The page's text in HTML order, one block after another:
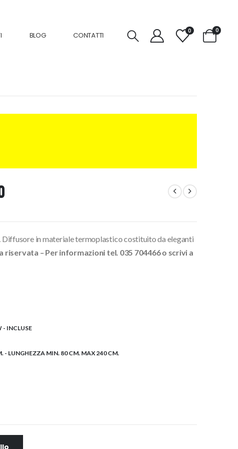
BLOG CONTATTI
0 0
Diffusore in materiale termoplastico costituito da eleganti
riservata – Per informazioni tel. 035 704466 o scrivi a
- INCLUSE
- LUNGHEZZA MIN. 80 CM. MAX 240 CM.